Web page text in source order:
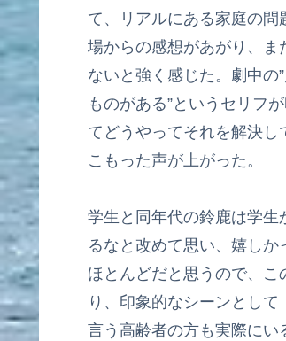
て、リアルにある家庭の
場からの感想があがり、
ないと強く感じた。劇中の
ものがある”というセリフ
てどうやってそれを解決
こもった声が上がった。
学生と同年代の鈴鹿は学
るなと改めて思い、嬉し
ほとんどだと思うので、
り、印象的なシーンとし
言う高齢者の方も実際にい